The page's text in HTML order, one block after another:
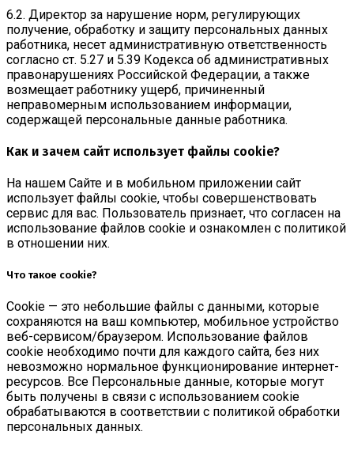
6.2. Директор за нарушение норм, регулирующих
получение, обработку и защиту персональных данных
работника, несет административную ответственность
согласно ст. 5.27 и 5.39 Кодекса об административных
правонарушениях Российской Федерации, а также
возмещает работнику ущерб, причиненный
неправомерным использованием информации,
содержащей персональные данные работника.
Как и зачем сайт использует файлы cookie?
На нашем Сайте и в мобильном приложении сайт
использует файлы cookie, чтобы совершенствовать
сервис для вас. Пользователь признает, что согласен на
использование файлов cookie и ознакомлен с политикой
в отношении них.
Что такое cookie?
Cookie — это небольшие файлы с данными, которые
сохраняются на ваш компьютер, мобильное устройство
веб-сервисом/браузером. Использование файлов
cookie необходимо почти для каждого сайта, без них
невозможно нормальное функционирование интернет-
ресурсов. Все Персональные данные, которые могут
быть получены в связи с использованием cookie
обрабатываются в соответствии с политикой обработки
персональных данных.